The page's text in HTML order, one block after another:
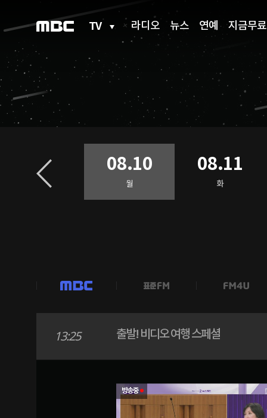
TV 라디오 뉴스 연예 지금무료
08.09 08.10
월
08.11
화
MBC
13:25 출발! 비디오 여행 스페셜
방송중